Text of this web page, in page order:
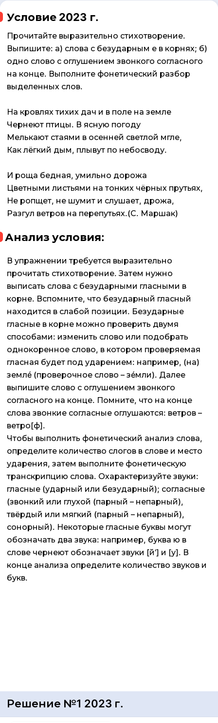
Условие 2023 г.
Прочитайте выразительно стихотворение.
Выпишите: а) слова с безударным е в корнях; б)
одно слово с оглушением звонкого согласного
на конце. Выполните фонетический разбор
выделенных слов.
На кровлях тихих дач и в поле на земле
Чернеют птицы. В ясную погоду
Мелькают стаями в осенней светлой мгле,
Как лёгкий дым, плывут по небосводу.
И роща бедная, умильно дорожа
Цветными листьями на тонких чёрных прутьях,
Не ропщет, не шумит и слушает, дрожа,
Разгул ветров на перепутьях.(С. Маршак)
Анализ условия:
В упражнении требуется выразительно
прочитать стихотворение. Затем нужно
выписать слова с безударными гласными в
корне. Вспомните, что безударный гласный
находится в слабой позиции. Безударные
гласные в корне можно проверить двумя
способами: изменить слово или подобрать
однокоренное слово, в котором проверяемая
гласная будет под ударением: например, (на)
землé (проверочное слово – зéмли). Далее
выпишите слово с оглушением звонкого
согласного на конце. Помните, что на конце
слова звонкие согласные оглушаются: ветров –
ветро[ф].
Чтобы выполнить фонетический анализ слова,
определите количество слогов в слове и место
ударения, затем выполните фонетическую
транскрипцию слова. Охарактеризуйте звуки:
гласные (ударный или безударный); согласные
(звонкий или глухой (парный – непарный),
твёрдый или мягкий (парный – непарный),
сонорный). Некоторые гласные буквы могут
обозначать два звука: например, буква ю в
слове чернеют обозначает звуки [й’] и [у]. В
конце анализа определите количество звуков и
букв.
Решение №1 2023 г.